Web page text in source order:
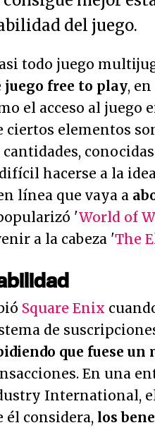
del juego.
todo juego
juego free to play,
el acceso al juego
elementos
hacerse a la
línea que vaya a
'World of
a la cabeza 'The
Square Enix
de
que fuese un
En una
International,
él considera, los